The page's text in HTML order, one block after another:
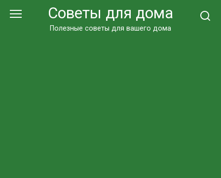
Советы для дома
Полезные советы для вашего дома